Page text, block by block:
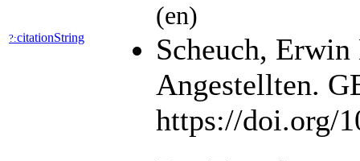
?:citationString
(en)
Scheuch,
Angestellten.
https://doi.org/